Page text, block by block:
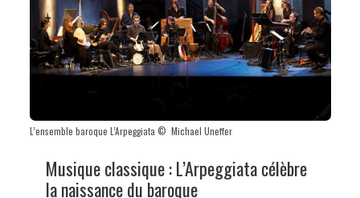
L’ensemble baroque L’Arpeggiata © Michael Uneffer
Musique classique : L’Arpeggiata célèbre
la naissance du baroque